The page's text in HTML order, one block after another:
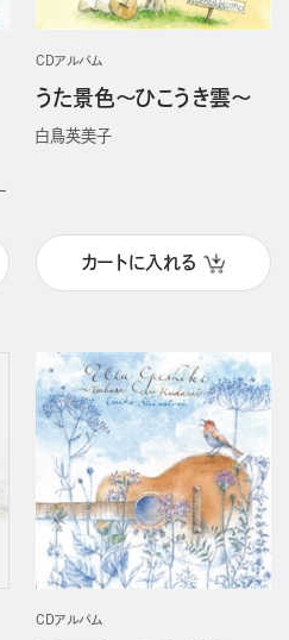
CDアルバム
うた景色～ひこうき雲～
白鳥英美子
カートに入れる
CDアルバム